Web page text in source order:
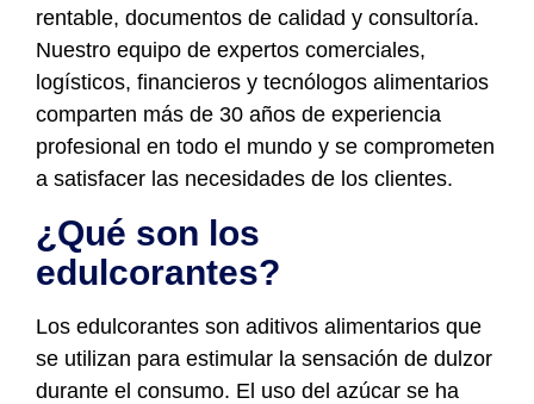
rentable, documentos de calidad y consultoría.
Nuestro equipo de expertos comerciales,
logísticos, financieros y tecnólogos alimentarios
comparten más de 30 años de experiencia
profesional en todo el mundo y se comprometen
a satisfacer las necesidades de los clientes.
¿Qué son los
edulcorantes?
Los edulcorantes son aditivos alimentarios que
se utilizan para estimular la sensación de dulzor
durante el consumo. El uso del azúcar se ha